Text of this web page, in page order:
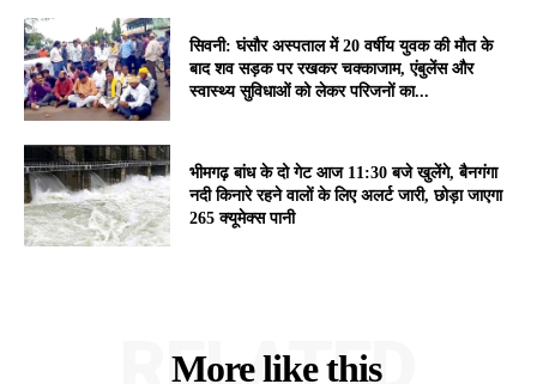
सिवनी: घंसौर अस्पताल में 20 वर्षीय युवक की मौत के
बाद शव सड़क पर रखकर चक्काजाम, एंबुलेंस और
स्वास्थ्य सुविधाओं को लेकर परिजनों का...
भीमगढ़ बांध के दो गेट आज 11:30 बजे खुलेंगे, बैनगंगा
नदी किनारे रहने वालों के लिए अलर्ट जारी, छोड़ा जाएगा
265 क्यूमेक्स पानी
More like this
RELATED